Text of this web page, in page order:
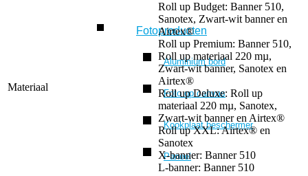
Fotoproducten
Aluminium bord
Foto op canvas
Kookplaat beschermer
Paneel
Materiaal
Roll up Budget: Banner 510,
Sanotex, Zwart-wit banner en
Airtex®
Roll up Premium: Banner 510,
Roll up materiaal 220 mµ,
Zwart-wit banner, Sanotex en
Airtex®
Roll up Deluxe: Roll up
materiaal 220 mµ, Sanotex,
Zwart-wit banner en Airtex®
Roll up XXL: Airtex® en
Sanotex
X-banner: Banner 510
L-banner: Banner 510